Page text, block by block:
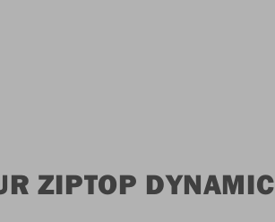
ZIPTOP DYNAMIC